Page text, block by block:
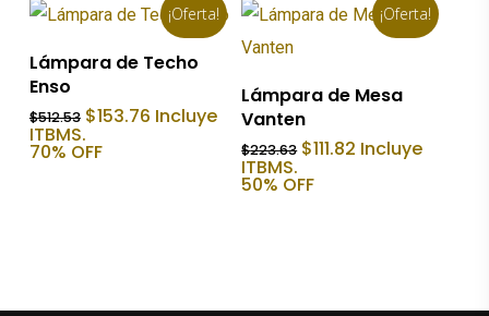
¡Oferta!
Añadir Al Carrito
Lámpara de Techo
Enso
$512.53 El
precio
original
$153.76El
precio
Incluye
ITBMS.
70% OFF
¡Oferta!
Añadir Al Carrito
Lámpara de Mesa
Vanten
$223.63 El
original
$111.82 El
precio
Incluye
ITBMS.
50% OFF